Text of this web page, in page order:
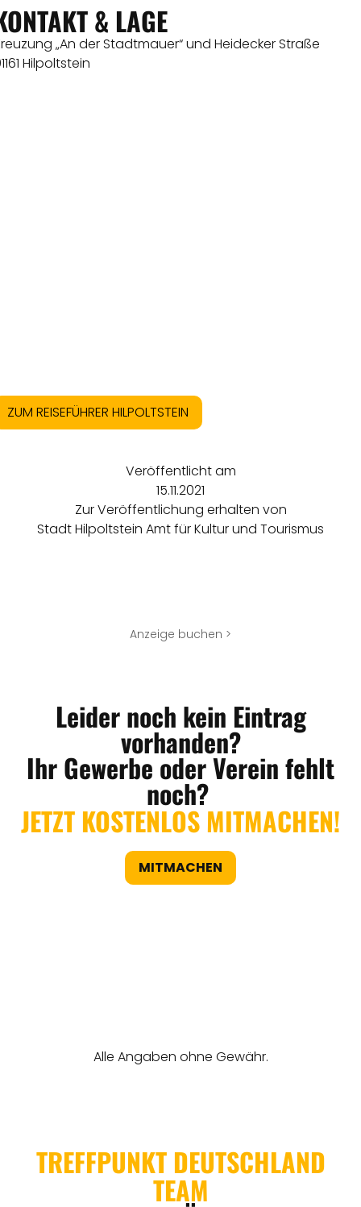
& LAGE
„An der Stadtmauer“ und Heidecker Straße
Hilpoltstein
ZUM REISEFÜHRER HILPOLTSTEIN
Veröffentlicht am
15.11.2021
Zur Veröffentlichung erhalten von
Stadt Hilpoltstein Amt für Kultur und Tourismus
Anzeige buchen >
Leider noch kein Eintrag
vorhanden?
Ihr Gewerbe oder Verein fehlt
noch?
JETZT KOSTENLOS MITMACHEN!
MITMACHEN